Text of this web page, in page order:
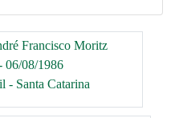
Francisco Moritz
06/08/1986
- Santa Catarina